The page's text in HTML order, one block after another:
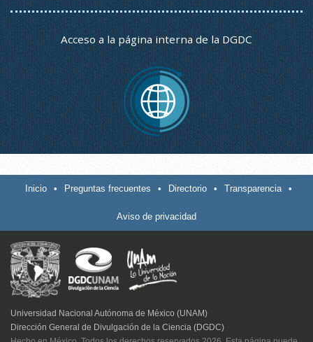
Acceso a la página interna de la DGDC
Inicio • Preguntas frecuentes • Directorio • Transparencia •
Aviso de privacidad
Universidad Nacional Autónoma de México (UNAM)
Dirección General de Divulgación de la Ciencia (DGDC)